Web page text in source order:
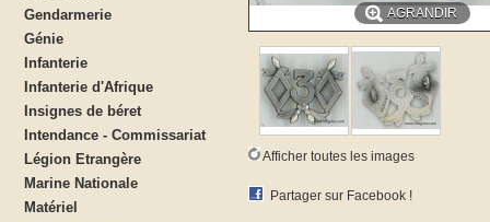
Gendarmerie
Génie
Infanterie
Infanterie d'Afrique
Insignes de béret
Intendance - Commissariat
Légion Etrangère
Marine Nationale
Matériel
AGRANDIR
Afficher toutes les images
Partager sur Facebook !